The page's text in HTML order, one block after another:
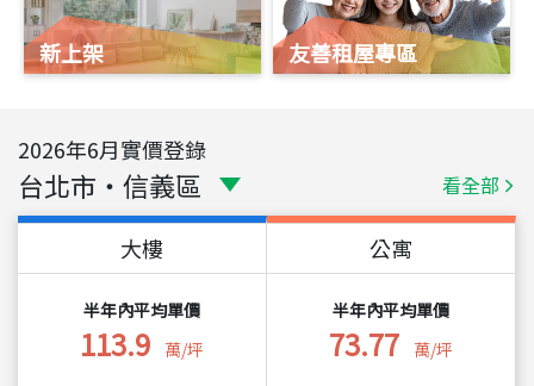
新上架 友善租屋專區
2026年6月實價登錄
台北市 ・ 信義區 看全部
大樓
半年內平均單價
113.9 萬/坪
公寓
半年內平均單價
73.77 萬/坪